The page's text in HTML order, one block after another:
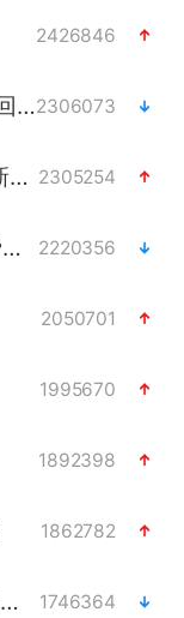
2426846
日本试射“战斧”导弹，国防部回应2306073
“电影+”如何激发千亿级消费新活力？ 2305254
东航：国内客票提前14天免费退改 2220356
2050701
1995670
1892398
1862782
广东雷州通报特教老师招聘违规事件 1746364